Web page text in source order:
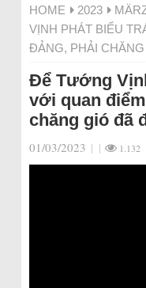
HOME 2023
VỊNH PHÁT BIỂU
ĐẢNG, PHẢI
Để Tướng
với quan
chăng gió đã
01/03/2023 | | 1.132